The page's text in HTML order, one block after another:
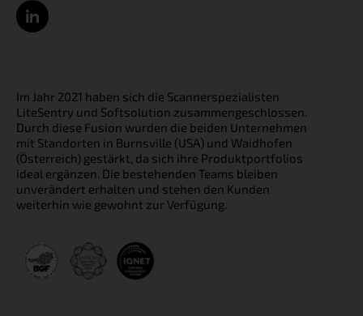
Im Jahr 2021 haben sich die Scannerspezialisten
LiteSentry und Softsolution zusammengeschlossen.
Durch diese Fusion wurden die beiden Unternehmen
mit Standorten in Burnsville (USA) und Waidhofen
(Österreich) gestärkt, da sich ihre Produktportfolios
ideal ergänzen. Die bestehenden Teams bleiben
unverändert erhalten und stehen den Kunden
weiterhin wie gewohnt zur Verfügung.